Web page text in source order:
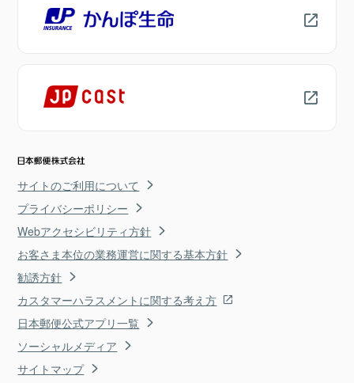
サイトのご利用について
プライバシーポリシー
Webアクセシビリティ方針
お客さま本位の業務運営に関する基本方針
勧誘方針
カスタマーハラスメントに関する考え方
日本郵便公式アプリ一覧
ソーシャルメディア
サイトマップ